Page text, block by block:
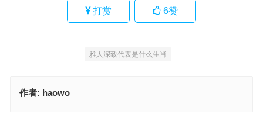
打赏 6赞
雅人深致代表是什么生肖
作者: haowo